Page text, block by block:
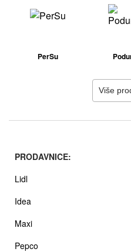
PerSu
Više
PRODAVNICE:
Lidl
Idea
Maxi
Pepco